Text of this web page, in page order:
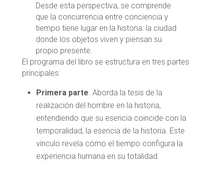
Desde esta perspectiva, se comprende
que la concurrencia entre conciencia y
tiempo tiene lugar en la historia: la ciudad
donde los objetos viven y piensan su
propio presente.
El programa del libro se estructura en tres partes
principales:
Primera parte . Aborda la tesis de la
realización del hombre en la historia,
entendiendo que su esencia coincide con la
temporalidad, la esencia de la historia. Este
vínculo revela cómo el tiempo configura la
experiencia humana en su totalidad.